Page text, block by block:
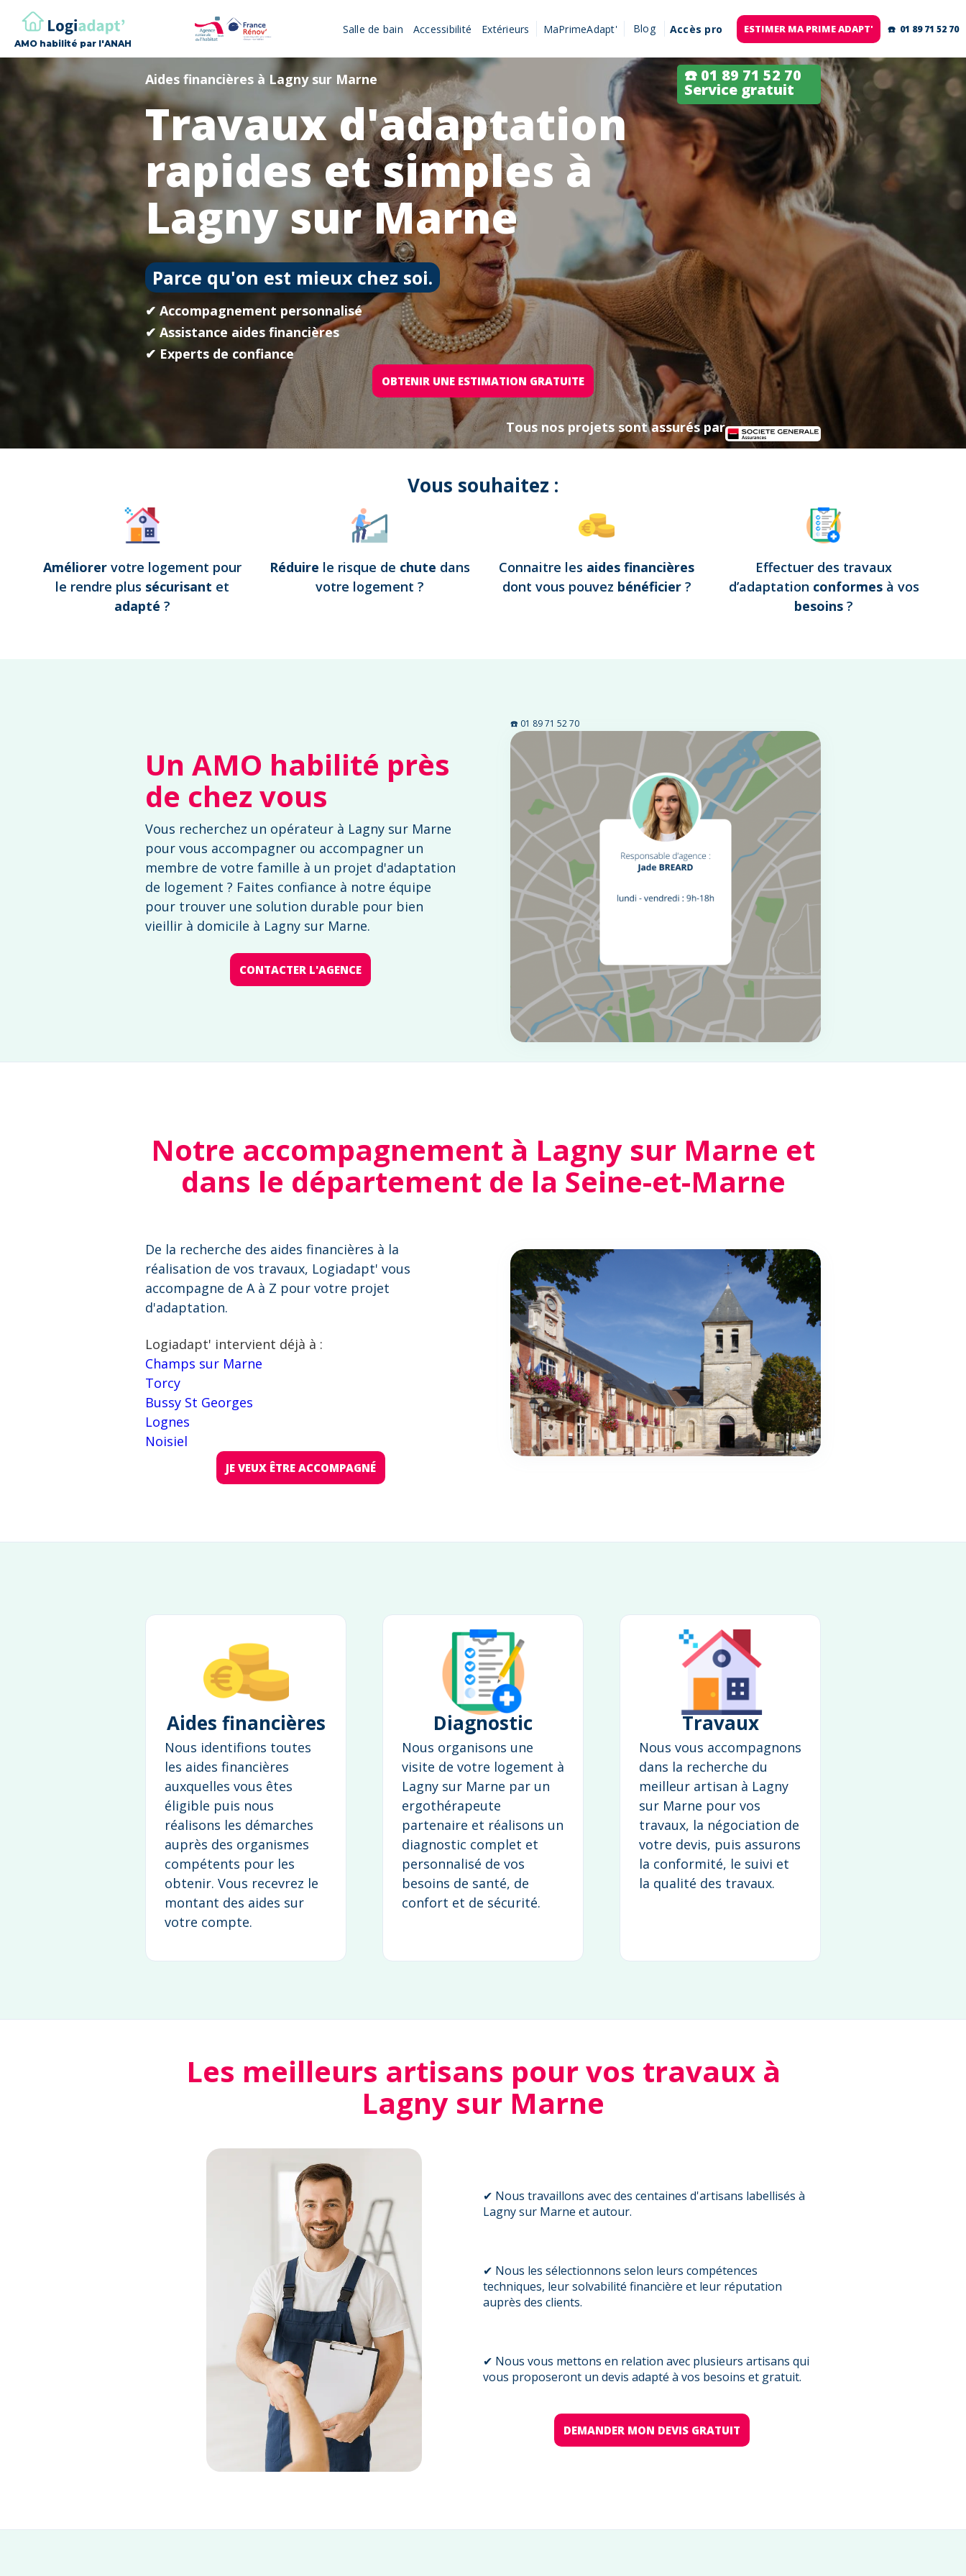
AMO habilité par l'ANAH
Salle de bain Accessibilité Extérieurs MaPrimeAdapt' Blog Accès pro ESTIMER MA PRIME ADAPT' ☎️ 01 89 71 52 70
☎️ 01 89 71 52 70
Service gratuit
Aides financières à Lagny sur Marne
Travaux d'adaptation
rapides et simples à
Lagny sur Marne
Parce qu'on est mieux chez soi.
✔ Accompagnement personnalisé
✔ Assistance aides financières
✔ Experts de confiance
OBTENIR UNE ESTIMATION GRATUITE
Tous nos projets sont assurés par
Vous souhaitez :
Améliorer votre logement pour
le rendre plus sécurisant et
adapté ?
Réduire le risque de chute dans
votre logement ?
Connaitre les aides financières
dont vous pouvez bénéficier ?
Effectuer des travaux
d’adaptation conformes à vos
besoins ?
Un AMO habilité près
de chez vous
Vous recherchez un opérateur à Lagny sur Marne
pour vous accompagner ou accompagner un
membre de votre famille à un projet d'adaptation
de logement ? Faites confiance à notre équipe
pour trouver une solution durable pour bien
vieillir à domicile à Lagny sur Marne.
CONTACTER L'AGENCE
☎️ 01 89 71 52 70
Notre accompagnement à Lagny sur Marne et
dans le département de la Seine-et-Marne
De la recherche des aides financières à la
réalisation de vos travaux, Logiadapt' vous
accompagne de A à Z pour votre projet
d'adaptation.
Logiadapt' intervient déjà à :
Champs sur Marne
Torcy
Bussy St Georges
Lognes
Noisiel
JE VEUX ÊTRE ACCOMPAGNÉ
Aides financières
Nous identifions toutes
les aides financières
auxquelles vous êtes
éligible puis nous
réalisons les démarches
auprès des organismes
compétents pour les
obtenir. Vous recevrez le
montant des aides sur
votre compte.
Diagnostic
Nous organisons une
visite de votre logement à
Lagny sur Marne par un
ergothérapeute
partenaire et réalisons un
diagnostic complet et
personnalisé de vos
besoins de santé, de
confort et de sécurité.
Travaux
Nous vous accompagnons
dans la recherche du
meilleur artisan à Lagny
sur Marne pour vos
travaux, la négociation de
votre devis, puis assurons
la conformité, le suivi et
la qualité des travaux.
Les meilleurs artisans pour vos travaux à
Lagny sur Marne
✔ Nous travaillons avec des centaines d'artisans labellisés à
Lagny sur Marne et autour.
✔ Nous les sélectionnons selon leurs compétences
techniques, leur solvabilité financière et leur réputation
auprès des clients.
✔ Nous vous mettons en relation avec plusieurs artisans qui
vous proposeront un devis adapté à vos besoins et gratuit.
DEMANDER MON DEVIS GRATUIT